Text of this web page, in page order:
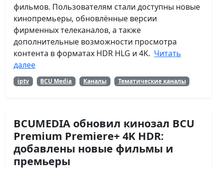
фильмов. Пользователям стали доступны новые
кинопремьеры, обновлённые версии
фирменных телеканалов, а также
дополнительные возможности просмотра
контента в форматах HDR HLG и 4K. Читать
далее
iptv BCU Media Каналы Тематические каналы
BCUMEDIA обновил кинозал BCU
Premium Premiere+ 4K HDR:
добавлены новые фильмы и
премьеры